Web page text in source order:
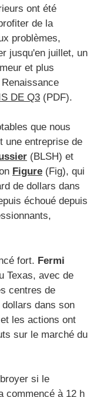
ont été
de la
problèmes,
jusqu'en juillet, un
et plus
DE Q3 (PDF).
que nous
une entreprise de
(BLSH) et
Figure (Fig), qui
de dollars dans
échoué depuis
fort. Fermi
Texas, avec de
centres de
dans son
les actions ont
sur le marché du
si le
commencé à 12 h